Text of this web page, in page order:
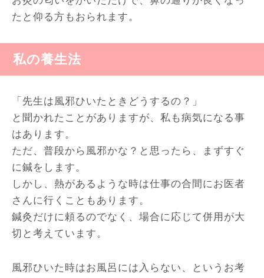
たと仰る方もおられます。
私の養生法
「先生は風邪ひいたときどうするの？」
と聞かれたことがありますが、私も病気になる事
はあります。
ただ、普段から風邪かな？と思ったら、まずすぐ
に鍼をします。
しかし、熱があるような時は仕事の合間にお医者
さんに行くこともあります。
鍼灸だけに頼るのでなく、場合に応じて併用が大
切と考えています。
風邪ひいた時はお風呂には入らない、というお考